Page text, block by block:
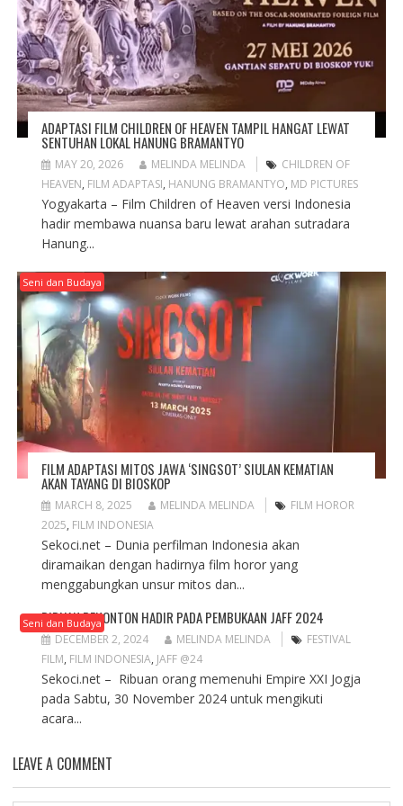
w
)
o
w
)
w
)
ADAPTASI FILM CHILDREN OF HEAVEN TAMPIL HANGAT LEWAT
SENTUHAN LOKAL HANUNG BRAMANTYO
MAY 20, 2026 MELINDA MELINDA
CHILDREN OF
HEAVEN, FILM ADAPTASI, HANUNG BRAMANTYO, MD PICTURES
Yogyakarta – Film Children of Heaven versi Indonesia
hadir membawa nuansa baru lewat arahan sutradara
Hanung...
Seni dan Budaya
FILM ADAPTASI MITOS JAWA ‘SINGSOT’ SIULAN KEMATIAN
AKAN TAYANG DI BIOSKOP
MARCH 8, 2025 MELINDA MELINDA
FILM HOROR
2025, FILM INDONESIA
Sekoci.net – Dunia perfilman Indonesia akan
diramaikan dengan hadirnya film horor yang
menggabungkan unsur mitos dan...
Seni dan Budaya
RIBUAN PENONTON HADIR PADA PEMBUKAAN JAFF 2024
DECEMBER 2, 2024 MELINDA MELINDA
FESTIVAL
FILM, FILM INDONESIA, JAFF @24
Sekoci.net – Ribuan orang memenuhi Empire XXI Jogja
pada Sabtu, 30 November 2024 untuk mengikuti
acara...
LEAVE A COMMENT